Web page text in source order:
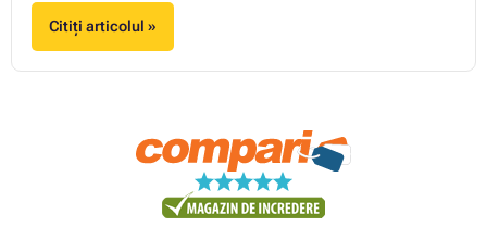
Citiți articolul »